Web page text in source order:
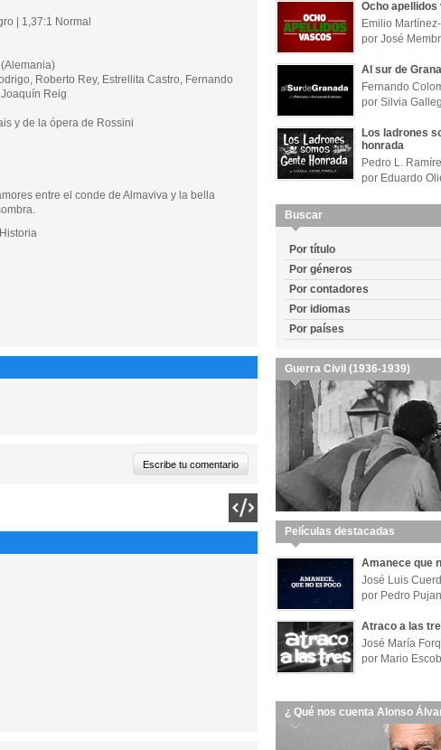
| 1,37:1 Normal
Roberto Rey, Estrellita Castro, Fernando
Reig
y de la ópera de Rossini
entre el conde de Almaviva y la bella
Ocho apellidos
Emilio
por José
Al sur de
Fernando
por Silvia
Los ladrones
honrada
Pedro L.
por Eduardo
Buscar
Por título
Por géneros
Por contadores
Por idiomas
Por países
Guerra Civil (1936-1939)
Películas destacadas
Amanece que
José Luis
por Pedro
Atraco a las
José María
por Mario
¿ Qué nos cuenta Alonso